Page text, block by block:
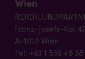
Wien
Franz-Josefs-Kai 47
A-1010 Wien
Tel: +43 1 535 48 38